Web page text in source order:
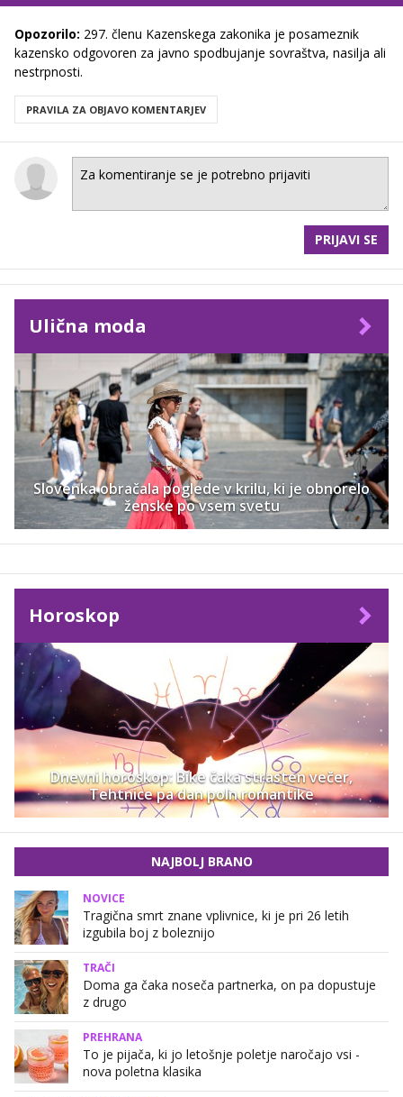
Opozorilo: 297. členu Kazenskega zakonika je posameznik
kazensko odgovoren za javno spodbujanje sovraštva, nasilja ali
nestrpnosti.
PRAVILA ZA OBJAVO KOMENTARJEV
PRIJAVI SE
Ulična moda
Slovenka obračala poglede v krilu, ki je obnorelo
ženske po vsem svetu
Horoskop
Dnevni horoskop: Bike čaka strasten večer,
Tehtnice pa dan poln romantike
NAJBOLJ BRANO
NOVICE
Tragična smrt znane vplivnice, ki je pri 26 letih
izgubila boj z boleznijo
TRAČI
Doma ga čaka noseča partnerka, on pa dopustuje
z drugo
PREHRANA
To je pijača, ki jo letošnje poletje naročajo vsi -
nova poletna klasika